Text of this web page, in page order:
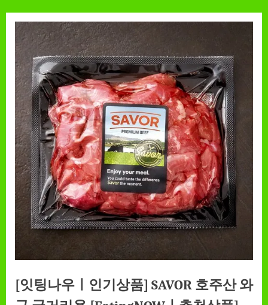
[잇팅나우ㅣ인기상품] SAVOR 호주산 와